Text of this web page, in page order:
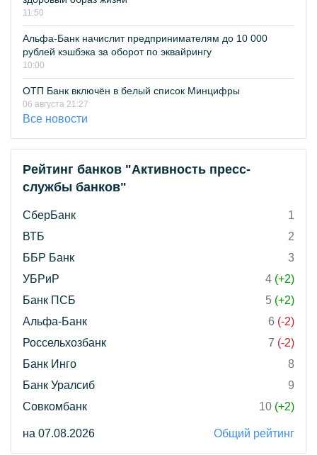
11:50
Альфа-Банк начислит предпринимателям до 10 000
рублей кэшбэка за оборот по эквайрингу
10:00
ОТП Банк включён в белый список Минцифры
06 августа 21:27
Все новости
Рейтинг банков "Активность пресс-
службы банков"
СберБанк
1
ВТБ
2
ББР Банк
3
УБРиР
4 (+2)
Банк ПСБ
5 (+2)
Альфа-Банк
6 (-2)
Россельхозбанк
7 (-2)
Банк Инго
8
Банк Уралсиб
9
Совкомбанк
10 (+2)
на 07.08.2026 Общий рейтинг